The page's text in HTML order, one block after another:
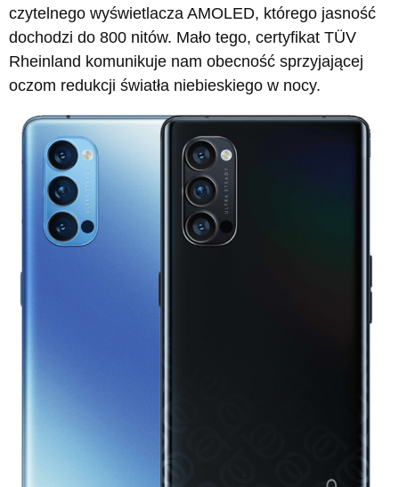
czytelnego wyświetlacza AMOLED, którego jasność
dochodzi do 800 nitów. Mało tego, certyfikat TÜV
Rheinland komunikuje nam obecność sprzyjającej
oczom redukcji światła niebieskiego w nocy.